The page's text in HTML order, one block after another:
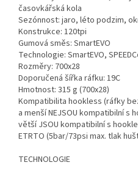
časovkářská kola
Sezónnost: jaro, léto podzim,
Konstrukce: 120tpi
Gumová směs: SmartEVO
Technologie: SmartEVO,
Rozměry: 700x28
Doporučená šířka ráfku: 19C
Hmotnost: 315 g (700x28)
Kompatibilita hookless (ráfky
a menší NEJSOU kompatibilní s
větší JSOU kompatibilní s
ETRTO (5bar/73psi max. tlak
TECHNOLOGIE